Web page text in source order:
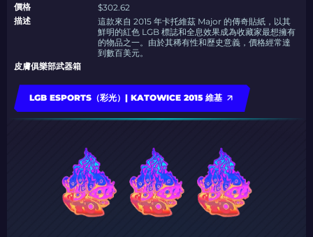
價格
$302.62
描述
這款來自 2015 年卡托維茲 Major 的傳奇貼紙，以其
鮮明的紅色 LGB 標誌和全息效果成為收藏家最想擁有
的物品之一。由於其稀有性和歷史意義，價格經常達
到數百美元。
皮膚俱樂部武器箱
LGB ESPORTS（彩光）| KATOWICE 2015 維基